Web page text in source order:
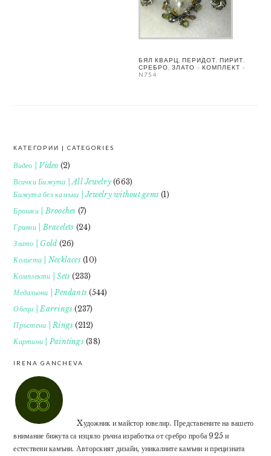
БЯЛ КВАРЦ, ПЕРИДОТ, ПИРИТ,
СРЕБРО, ЗЛАТО – КОМПЛЕКТ –
N754
FOOTER
КАТЕГОРИИ | CATEGORIES
Видео | Video (2)
Всички Бижута | All Jewelry(663)
Бижута без камъни | Jewelry without gems (1)
Брошки | Brooches (7)
Гривни | Bracelets (24)
Злато | Gold (26)
Колиета | Necklaces(10)
Комплекти | Sets (233)
Медальони | Pendants (544)
Обеци | Earrings (237)
Пръстени | Rings (212)
Картини | Paintings(38)
IRENA GANCHEVA
Xудожник и майстор ювелир. Представените на вашето
внимание бижута са изцяло ръчна изработка от сребро проба 925 и
естествени камъни. Авторският дизайн, уникалните камъни и прецизната